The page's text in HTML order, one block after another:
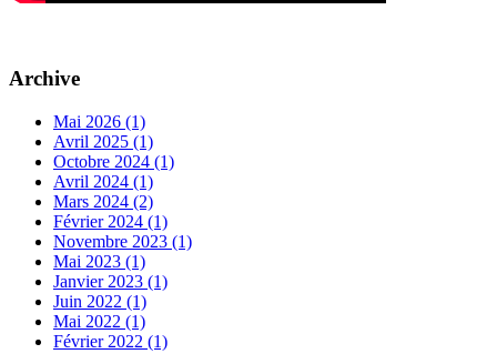
Archive
Mai 2026 (1)
Avril 2025 (1)
Octobre 2024 (1)
Avril 2024 (1)
Mars 2024 (2)
Février 2024 (1)
Novembre 2023 (1)
Mai 2023 (1)
Janvier 2023 (1)
Juin 2022 (1)
Mai 2022 (1)
Février 2022 (1)